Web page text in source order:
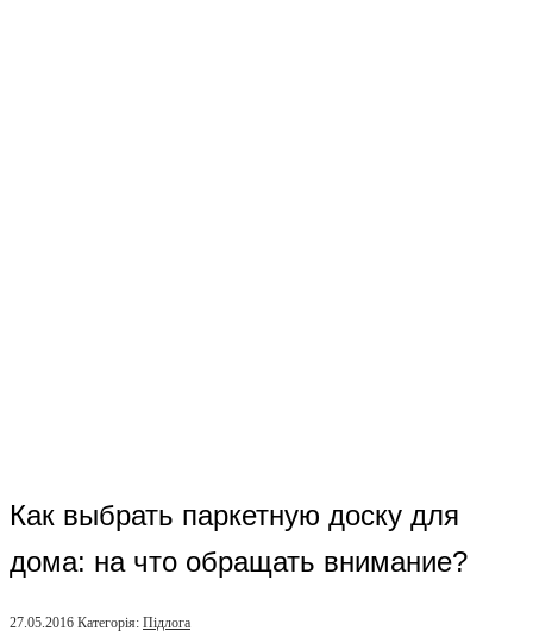
Как выбрать паркетную доску для
дома: на что обращать внимание?
27.05.2016 Категорія: Підлога